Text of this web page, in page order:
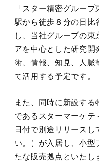
「スター精密グルー
駅から徒歩８分の日比
し、当社グループの東
アを中心とした研究開
術、情報、知見、人脈
て活用する予定です。
また、同時に新設する
であるスターマーケテ
日付で別途リリースし
い。）が入居し、小型
たな販売拠点といたし